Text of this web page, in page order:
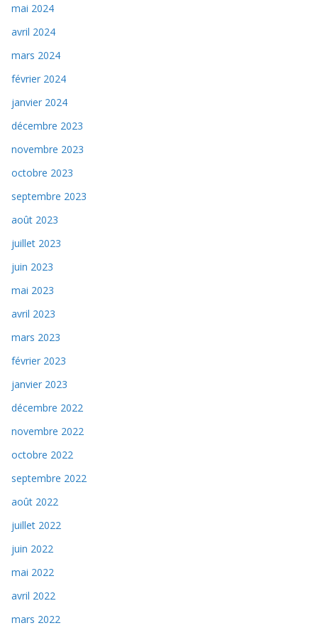
mai 2024
avril 2024
mars 2024
février 2024
janvier 2024
décembre 2023
novembre 2023
octobre 2023
septembre 2023
août 2023
juillet 2023
juin 2023
mai 2023
avril 2023
mars 2023
février 2023
janvier 2023
décembre 2022
novembre 2022
octobre 2022
septembre 2022
août 2022
juillet 2022
juin 2022
mai 2022
avril 2022
mars 2022